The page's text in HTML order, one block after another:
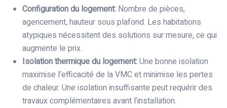
Configuration du logement: Nombre de pièces,
agencement, hauteur sous plafond. Les habitations
atypiques nécessitent des solutions sur mesure, ce qui
augmente le prix.
Isolation thermique du logement:Une bonne isolation
maximise l’efficacité de la VMC et minimise les pertes
de chaleur. Une isolation insuffisante peut requérir des
travaux complémentaires avant l’installation.